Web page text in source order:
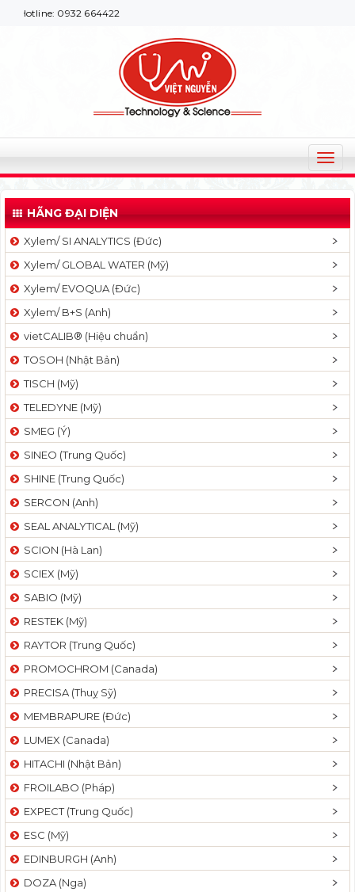
0932 664422
T
o
g
l
v
a
t
n
HÃNG ĐẠI DIỆN
Xylem/ SI ANALYTICS (Đức)
Xylem/ GLOBAL WATER (Mỹ)
Xylem/ EVOQUA (Đức)
Xylem/ B+S (Anh)
vietCALIB® (Hiệu chuẩn)
TOSOH (Nhật Bản)
TISCH (Mỹ)
TELEDYNE (Mỹ)
SMEG (Ý)
SINEO (Trung Quốc)
SHINE (Trung Quốc)
SERCON (Anh)
SEAL ANALYTICAL (Mỹ)
SCION (Hà Lan)
SCIEX (Mỹ)
SABIO (Mỹ)
RESTEK (Mỹ)
RAYTOR (Trung Quốc)
PROMOCHROM (Canada)
PRECISA (Thuỵ Sỹ)
MEMBRAPURE (Đức)
LUMEX (Canada)
HITACHI (Nhật Bản)
FROILABO (Pháp)
EXPECT (Trung Quốc)
ESC (Mỹ)
EDINBURGH (Anh)
DOZA (Nga)